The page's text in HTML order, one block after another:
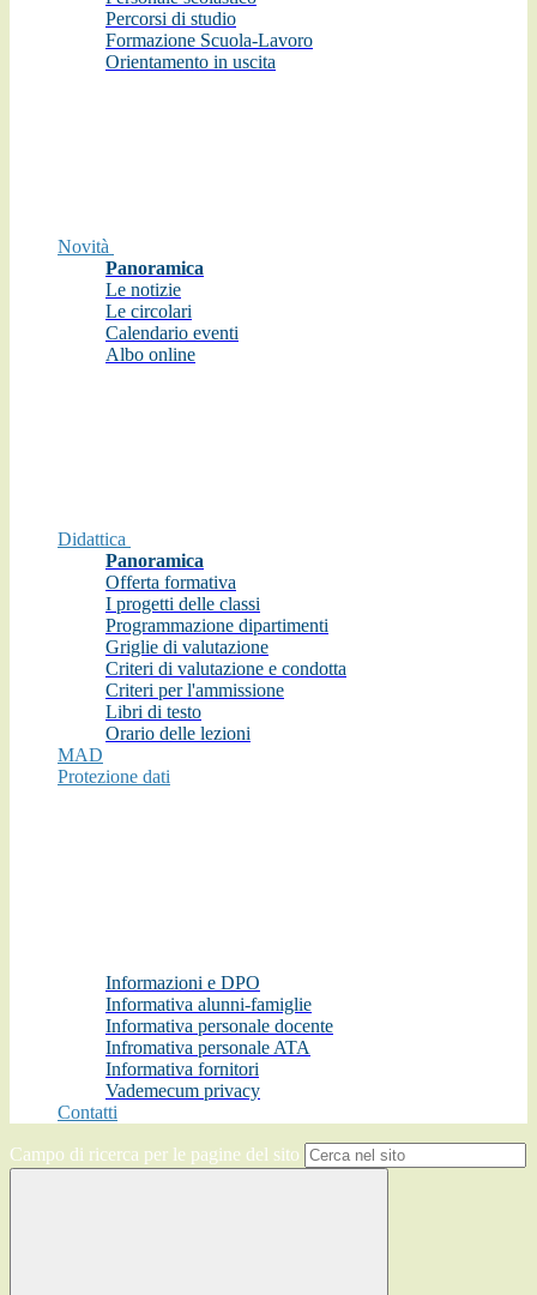
Percorsi di studio
Formazione Scuola-Lavoro
Orientamento in uscita
Novità
Panoramica
Le notizie
Le circolari
Calendario eventi
Albo online
Didattica
Panoramica
Offerta formativa
I progetti delle classi
Programmazione dipartimenti
Griglie di valutazione
Criteri di valutazione e condotta
Criteri per l'ammissione
Libri di testo
Orario delle lezioni
MAD
Protezione dati
Informazioni e DPO
Informativa alunni-famiglie
Informativa personale docente
Infromativa personale ATA
Informativa fornitori
Vademecum privacy
Contatti
Campo di ricerca per le pagine del sito